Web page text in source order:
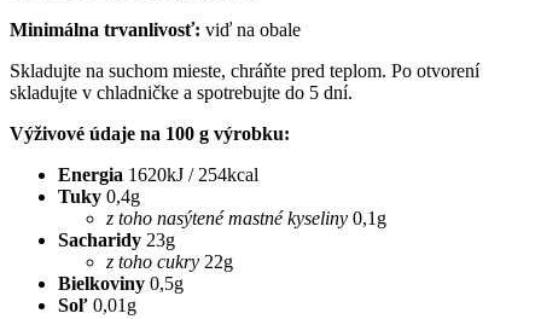
Minimálna trvanlivosť: viď na obale
Skladujte na suchom mieste, chráňte pred teplom. Po otvorení
skladujte v chladničke a spotrebujte do 5 dní.
Výživové údaje na 100 g výrobku:
Energia 1620kJ / 254kcal
Tuky 0,4g
z toho nasýtené mastné kyseliny 0,1g
Sacharidy 23g
z toho cukry 22g
Bielkoviny 0,5g
Soľ 0,01g